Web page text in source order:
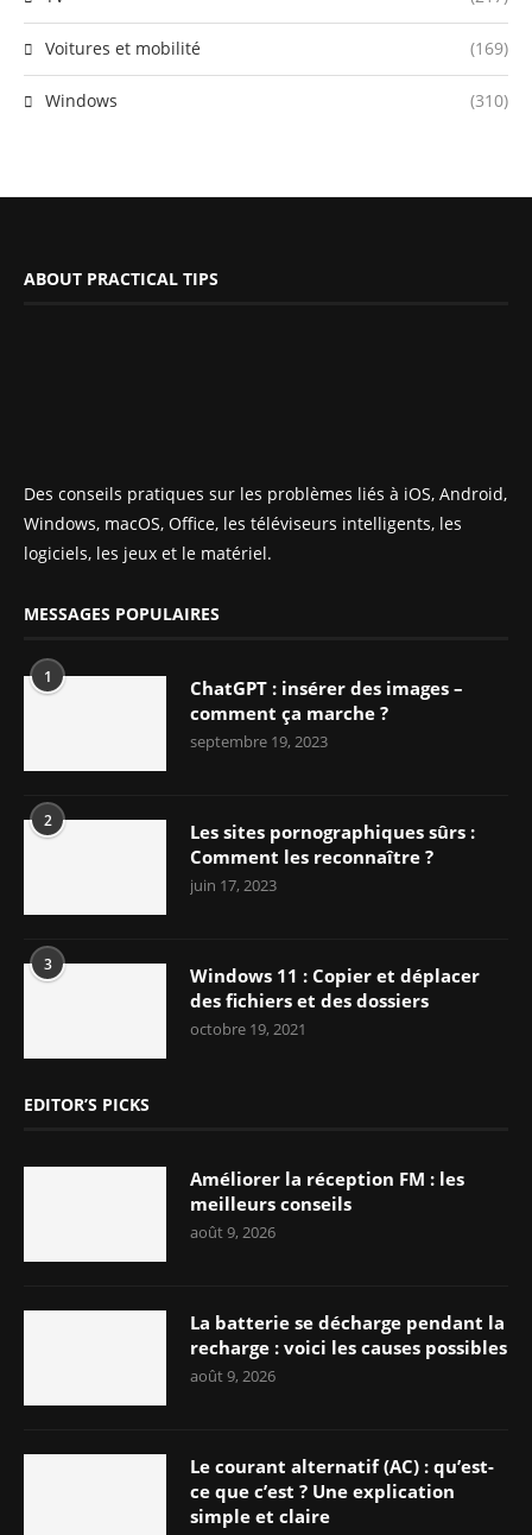
Voitures et mobilité (169)
Windows (310)
ABOUT PRACTICAL TIPS
Des conseils pratiques sur les problèmes liés à iOS, Android,
Windows, macOS, Office, les téléviseurs intelligents, les
logiciels, les jeux et le matériel.
MESSAGES POPULAIRES
1
ChatGPT : insérer des images –
comment ça marche ?
septembre 19, 2023
2
Les sites pornographiques sûrs :
Comment les reconnaître ?
juin 17, 2023
3
Windows 11 : Copier et déplacer
des fichiers et des dossiers
octobre 19, 2021
EDITOR’S PICKS
Améliorer la réception FM : les
meilleurs conseils
août 9, 2026
La batterie se décharge pendant la
recharge : voici les causes possibles
août 9, 2026
Le courant alternatif (AC) : qu’est-
ce que c’est ? Une explication
simple et claire